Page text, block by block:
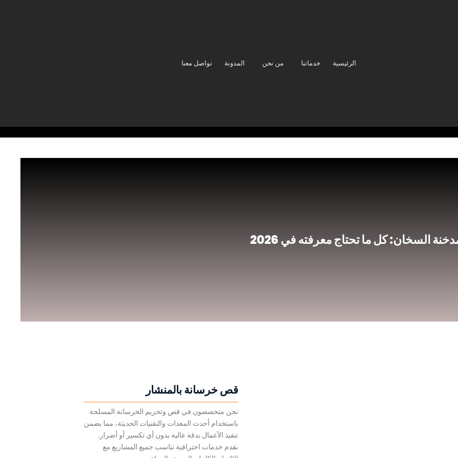
الرئيسية خدماتنا من نحن المدونة تواصل معنا
السخان: كل ما تحتاج معرفته في 2026
قص خرسانة بالمنشار
نحن متخصصون في قص وتخريم الخرسانة المسلحة
باستخدام أحدث المعدات والتقنيات الحديثة، مما يضمن
تنفيذ الأعمال بدقة عالية بدون أي تكسير أو أضرار.
نقدم خدمات احترافية تناسب جميع المشاريع مع